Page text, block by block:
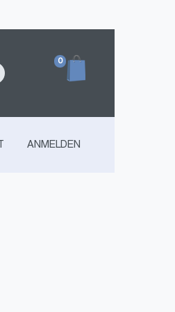
0
ANMELDEN